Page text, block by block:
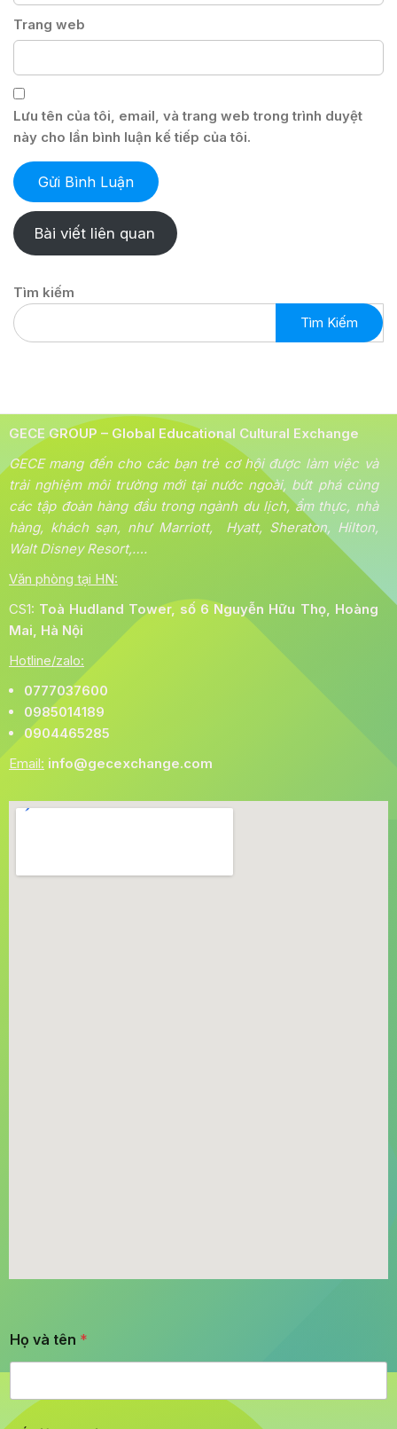
Trang web
Lưu tên của tôi, email, và trang web trong trình duyệt
này cho lần bình luận kế tiếp của tôi.
Bài viết liên quan
Tìm kiếm
Tìm Kiếm
GECE GROUP – Global Educational Cultural Exchange
GECE mang đến cho các bạn trẻ cơ hội được làm việc và
trải nghiệm môi trường mới tại nước ngoài, bứt phá cùng
các tập đoàn hàng đầu trong ngành du lịch, ẩm thực, nhà
hàng, khách sạn, như Marriott, Hyatt, Sheraton, Hilton,
Walt Disney Resort,….
Văn phòng tại HN:
CS1: Toà Hudland Tower, số 6 Nguyễn Hữu Thọ, Hoàng
Mai, Hà Nội
Hotline/zalo:
0777037600
0985014189
0904465285
Email: info@gecexchange.com
Họ và tên *